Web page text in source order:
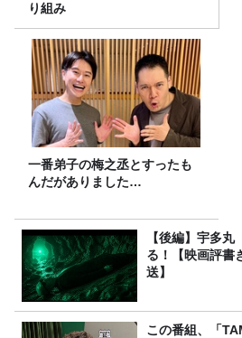
り組み
一番弟子の梅之丞とすったも
んだがありました…
【後編】宇多
る！【映画評書
送】
この番組、「